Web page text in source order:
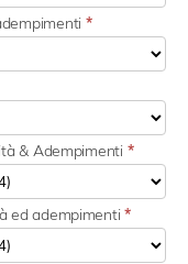
*
& Adempimenti *
ed adempimenti*